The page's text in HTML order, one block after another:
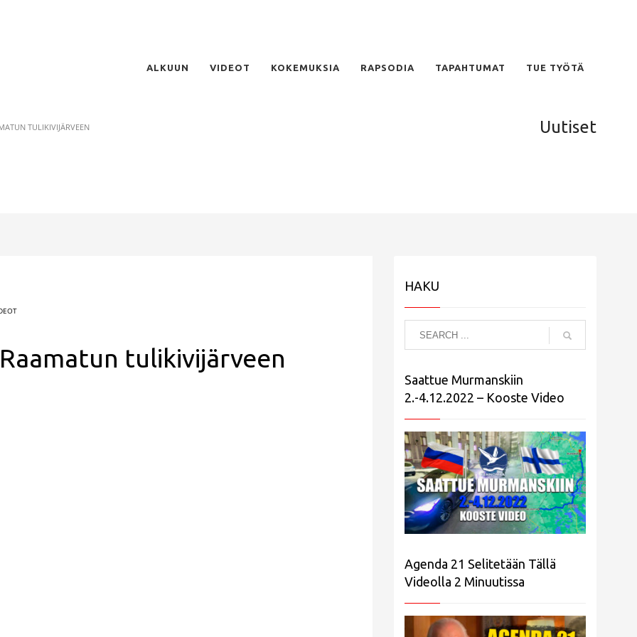
ALKUUN VIDEOT KOKEMUKSIA RAPSODIA TAPAHTUMAT TUE TYÖTÄ
TULIKIVIJÄRVEEN Uutiset
tulikivijärveen
HAKU
Saattue Murmanskiin
2.-4.12.2022 – Kooste Video
Agenda 21 Selitetään Tällä
Videolla 2 Minuutissa